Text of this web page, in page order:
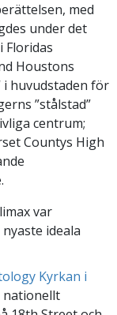
med
under det
Floridas
Houstons
i huvudstaden för
”stålstad”
centrum;
Countys High
var
ideala
Kyrkan i
nationellt